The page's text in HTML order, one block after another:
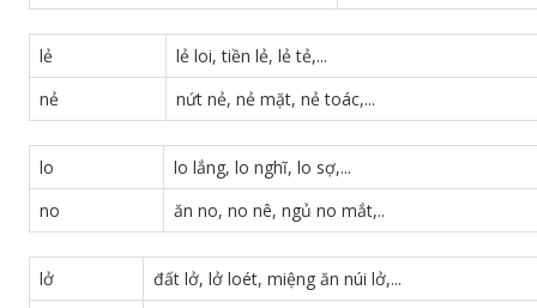
lẻ
lẻ loi, tiền lẻ, lẻ tẻ,...
nẻ
nứt nẻ, nẻ mặt, nẻ toác,...
lo
lo lắng, lo nghĩ, lo sợ,...
no
ăn no, no nê, ngủ no mắt,..
lở
đất lở, lở loét, miệng ăn núi lở,...